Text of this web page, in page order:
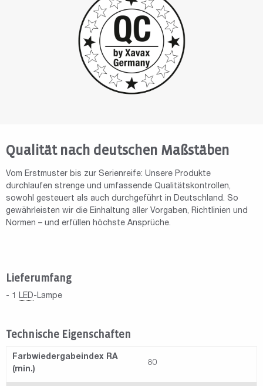
Qualität nach deutschen Maßstäben
Vom Erstmuster bis zur Serienreife: Unsere Produkte
durchlaufen strenge und umfassende Qualitätskontrollen,
sowohl gesteuert als auch durchgeführt in Deutschland. So
gewährleisten wir die Einhaltung aller Vorgaben, Richtlinien und
Normen – und erfüllen höchste Ansprüche.
Lieferumfang
- 1 LED-Lampe
Technische Eigenschaften
Farbwiedergabeindex RA
(min.)
80